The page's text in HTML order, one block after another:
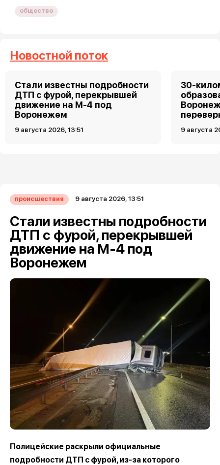
общество
Новостной поток
Стали известны подробности
ДТП с фурой, перекрывшей
движение на М-4 под
Воронежем
9 августа 2026, 13:51
30-
9 августа
происшествия 9 августа 2026, 13:51
Стали известны подробности
ДТП с фурой, перекрывшей
движение на М-4 под
Воронежем
Полицейские раскрыли официальные
подробности ДТП с фурой, из-за которого